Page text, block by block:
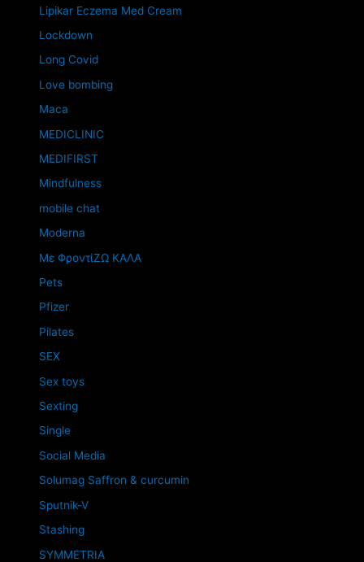
Lipikar Eczema Med Cream
Lockdown
Long Covid
Love bombing
Maca
MEDICLINIC
MEDIFIRST
Mindfulness
mobile chat
Moderna
Mε ΦροντίΖΩ ΚΑΛΑ
Pets
Pfizer
Pilates
SEX
Sex toys
Sexting
Single
Social Media
Solumag Saffron & curcumin
Sputnik-V
Stashing
SYMMETRIA